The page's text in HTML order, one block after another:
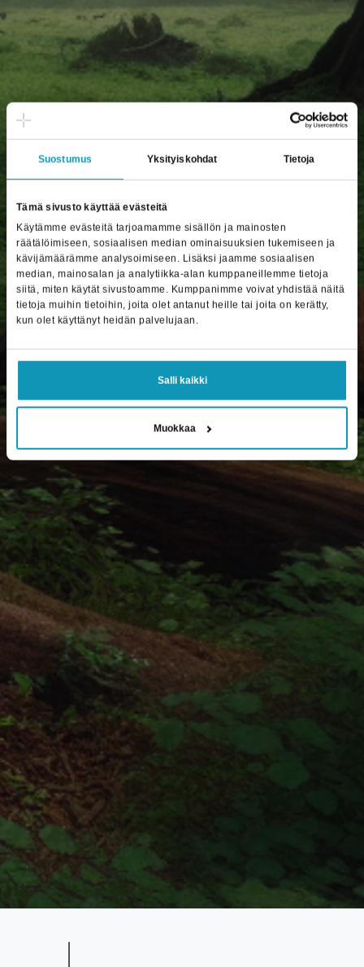
Suostumus Yksityiskohdat Tietoja
Tämä sivusto käyttää evästeitä
Käytämme evästeitä tarjoamamme sisällön ja mainosten
räätälöimiseen, sosiaalisen median ominaisuuksien tukemiseen ja
kävijämäärämme analysoimiseen. Lisäksi jaamme sosiaalisen
median, mainosalan ja analytiikka-alan kumppaneillemme tietoja
siitä, miten käytät sivustoamme. Kumppanimme voivat yhdistää näitä
tietoja muihin tietoihin, joita olet antanut heille tai joita on kerätty,
kun olet käyttänyt heidän palvelujaan.
Salli kaikki
Muokkaa